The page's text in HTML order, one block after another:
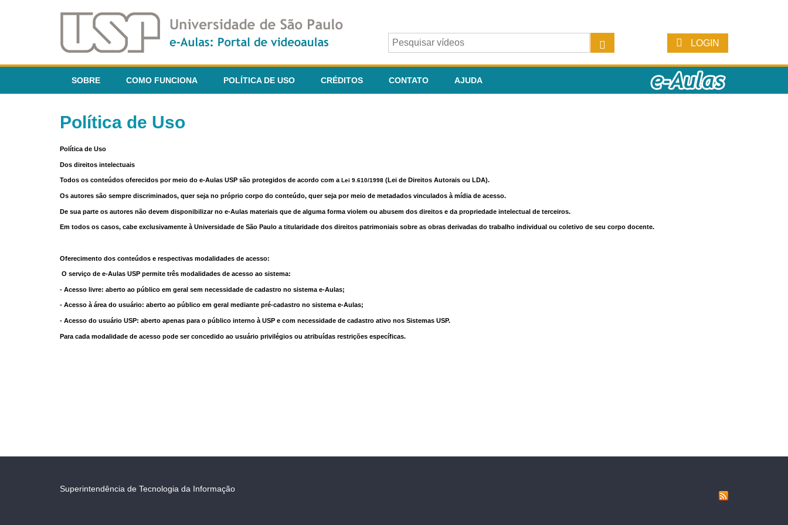
LOGIN
SOBRE COMO FUNCIONA POLÍTICA DE USO CRÉDITOS CONTATO AJUDA
Política de Uso
Política de Uso
Dos direitos intelectuais
Todos os conteúdos oferecidos por meio do e-Aulas USP são protegidos de acordo com a Lei 9.610/1998 (Lei de Direitos Autorais ou LDA).
Os autores são sempre discriminados, quer seja no próprio corpo do conteúdo, quer seja por meio de metadados vinculados à mídia de acesso.
De sua parte os autores não devem disponibilizar no e-Aulas materiais que de alguma forma violem ou abusem dos direitos e da propriedade intelectual de terceiros.
Em todos os casos, cabe exclusivamente à Universidade de São Paulo a titularidade dos direitos patrimoniais sobre as obras derivadas do trabalho individual ou coletivo de seu corpo docente.
Oferecimento dos conteúdos e respectivas modalidades de acesso:
O serviço de e-Aulas USP permite três modalidades de acesso ao sistema:
- Acesso livre: aberto ao público em geral sem necessidade de cadastro no sistema e-Aulas;
- Acesso à área do usuário: aberto ao público em geral mediante pré-cadastro no sistema e-Aulas;
- Acesso do usuário USP: aberto apenas para o público interno à USP e com necessidade de cadastro ativo nos Sistemas USP.
Para cada modalidade de acesso pode ser concedido ao usuário privilégios ou atribuídas restrições específicas.
Superintendência de Tecnologia da Informação